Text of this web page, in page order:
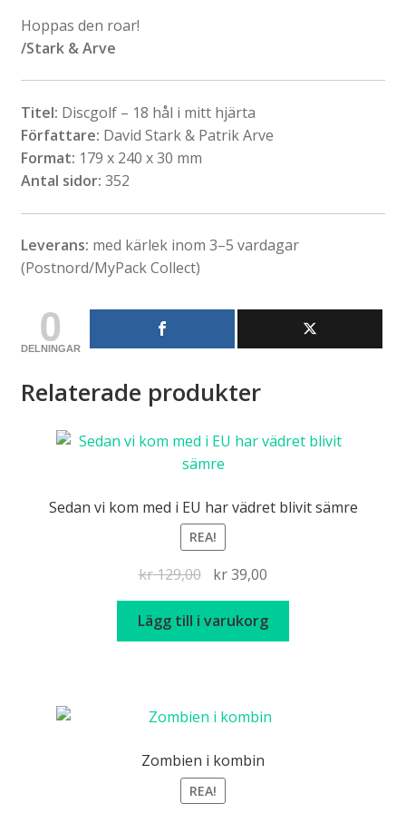
Hoppas den roar!
/Stark & Arve
Titel: Discgolf – 18 hål i mitt hjärta
Författare: David Stark & Patrik Arve
Format: 179 x 240 x 30 mm
Antal sidor: 352
Leverans: med kärlek inom 3–5 vardagar
(Postnord/MyPack Collect)
0
DELNINGAR
Relaterade produkter
Sedan vi kom med i EU har vädret blivit sämre
REA!
kr129,00
Det
ursprungliga
priset
var:
kr39,00
nuvarande
priset
är:
Lägg till i varukorg
Zombien i kombin
REA!